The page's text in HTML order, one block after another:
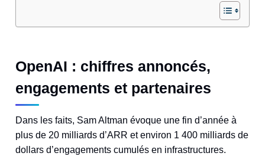
OpenAI : chiffres annoncés,
engagements et partenaires
Dans les faits, Sam Altman évoque une fin d’année à
plus de 20 milliards d’ARR et environ 1 400 milliards de
dollars d’engagements cumulés en infrastructures.